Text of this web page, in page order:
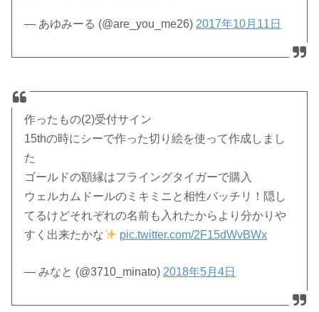
— あゆみーる (@are_you_me26) 2017年10月11日
作ったもの(2)受付サイン
15thの時にシーで作った切り絵を使って作成しまし
た
ゴールドの額縁はフライングタイガーで購入
ウェルカムドールのミキミニと相性バッチリ！隠し
てるけどそれぞれの名前も入れたからより分かりや
すく出来たかな
pic.twitter.com/2F15dWvBWx
— みなと (@3710_minato) 2018年5月4日